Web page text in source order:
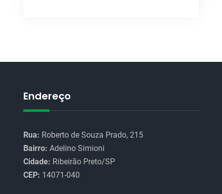
Endereço
Rua: Roberto de Souza Prado, 215
Bairro: Adelino Simioni
Cidade: Ribeirão Preto/SP
CEP: 14071-040